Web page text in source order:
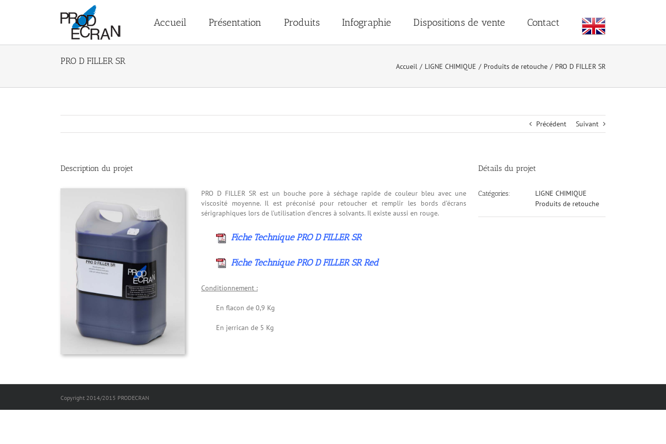
Accueil Présentation Produits Infographie Dispositions de vente Contact
PRO D FILLER SR Accueil / LIGNE CHIMIQUE / Produits de retouche / PRO D FILLER SR
Précédent Suivant
Description du projet
PRO D FILLER SR est un bouche pore à séchage rapide de couleur bleu avec une
viscosité moyenne. Il est préconisé pour retoucher et remplir les bords d’écrans
sérigraphiques lors de l’utilisation d’encres à solvants. Il existe aussi en rouge.
Fiche Technique PRO D FILLER SR
Fiche Technique PRO D FILLER SR Red
Conditionnement :
En flacon de 0,9 Kg
En jerrican de 5 Kg
Détails du projet
Catégories:
LIGNE CHIMIQUE
Produits de retouche
Copyright 2014/2015 PRODECRAN